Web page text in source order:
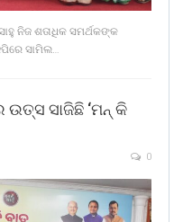
ନିଜ ଶତାଧିକ ସମର୍ଥକଙ୍କ
ସାମିଲ…
ସାଜିଛି ‘ମନ୍ କି
0